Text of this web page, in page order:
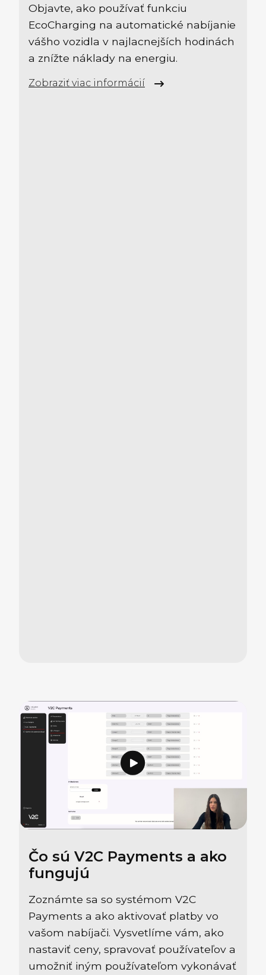
Objavte, ako používať funkciu
EcoCharging na automatické nabíjanie
vášho vozidla v najlacnejších hodinách
a znížte náklady na energiu.
Zobraziť viac informácií
Čo sú V2C Payments a ako
fungujú
Zoznámte sa so systémom V2C
Payments a ako aktivovať platby vo
vašom nabíjači. Vysvetlíme vám, ako
nastaviť ceny, spravovať používateľov a
umožniť iným používateľom vykonávať